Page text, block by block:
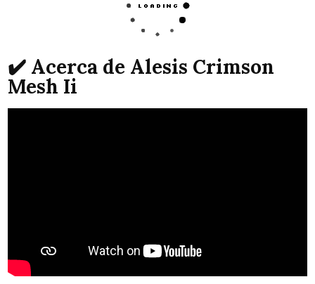
✔️ Acerca de Alesis Crimson
Mesh Ii